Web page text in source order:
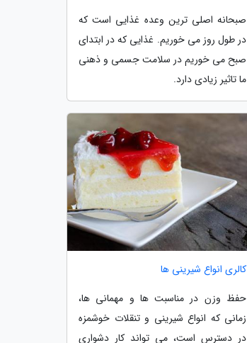
صبحانه اصلی ترین وعده غذایی است که
در طول روز می خوریم. غذایی که در ابتدای
صبح می خوریم در سلامت جسمی و ذهنی
ما تاثیر زیادی دارد.
کالری انواع شیرینی ها
حفظ وزن در مناسبت ها و مهمانی ها،
زمانی که انواع شیرینی و تنقلات خوشمزه
در دسترس است، می تواند کار دشواری